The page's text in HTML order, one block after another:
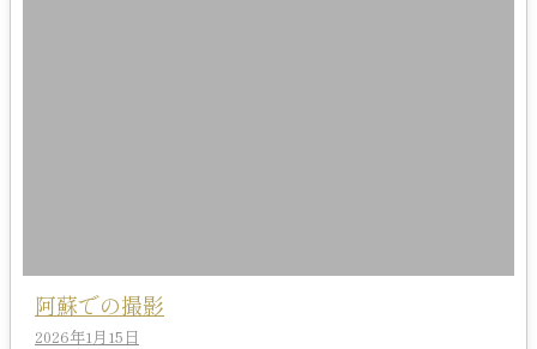
阿蘇での撮影
2026年1月15日